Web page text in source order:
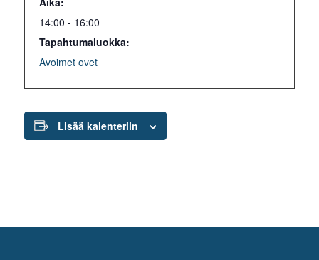
14:00 - 16:00
Tapahtumaluokka:
Avoimet ovet
Lisää kalenteriin